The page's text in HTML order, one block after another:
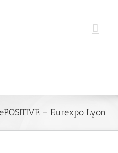
– Eurexpo Lyon